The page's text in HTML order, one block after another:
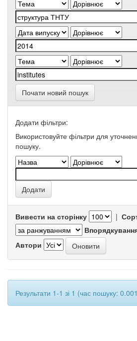
Почати новий пошук
Додати фільтри:
Використовуйте фільтри для
пошуку.
Вивести на сторінку |
Автори
Результати 1-1 зі 1 (час пошуку: